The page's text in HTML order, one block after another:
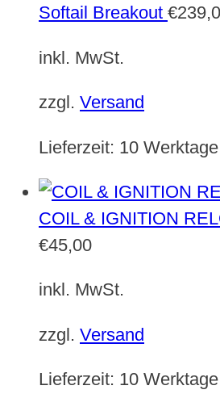
Softail Breakout €
inkl. MwSt.
zzgl. Versand
Lieferzeit: 10 Werktage
COIL & IGNITION
€45,00
inkl. MwSt.
zzgl. Versand
Lieferzeit: 10 Werktage